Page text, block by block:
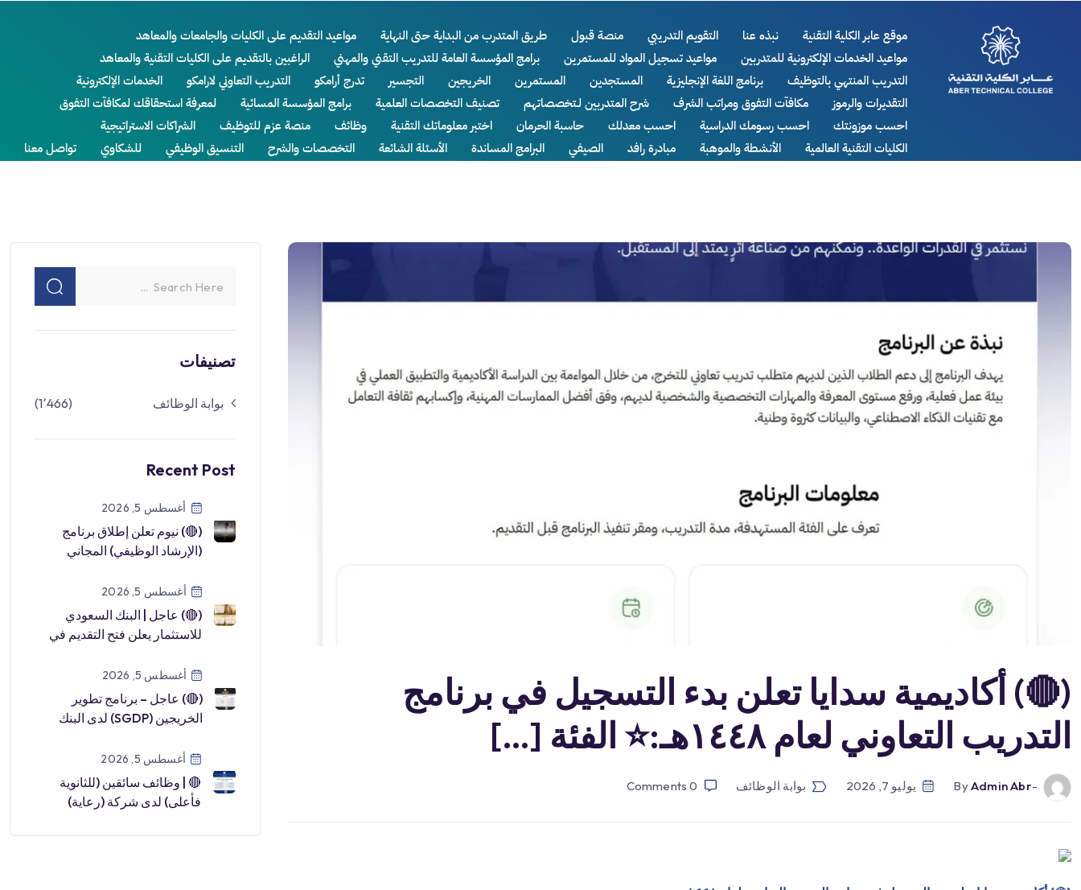
موقع عابر الكلية التقنية نبذه عنا التقويم التدريبي منصة قبول طريق المتدرب من البداية حتى النهاية
مواعيد التقديم على الكليات والجامعات والمعاهد
مواعيد الخدمات الإلكترونية للمتدربين
مواعيد تسجيل المواد للمستمرين برامج المؤسسة العامة للتدريب التقني والمهني
الراغبين بالتقديم على الكليات التقنية والمعاهد
التدريب المنتهي بالتوظيف
برنامج اللغة الإنجليزية المستجدين المستمرين الخريجين التجسير تدرج أرامكو التدريب التعاوني لارامكو
الخدمات الإلكترونية
التقديرات والرموز
مكافآت التفوق ومراتب الشرف شرح المتدربين لـتخصصاتهم تصنيف التخصصات العلمية برامج المؤسسة المسائية
لمعرفة استحقاقك لمكافآت التفوق
احسب موزونتك
احسب رسومك الدراسية احسب معدلك حاسبة الحرمان اختبر معلوماتك التقنية وظائف منصة عزم للتوظيف
الشراكات الاستراتيجية
الكليات التقنية العالمية
الأنشطة والموهبة مبادرة رافد الصيفي البرامج المساندة الأسئلة الشائعة التخصصات والشرح التنسيق الوظيفي للشكاوي تواصل معنا
(🔴) أكاديمية سدايا تعلن بدء التسجيل في برنامج
التدريب التعاوني لعام ١٤٤٨هـ:⭐️ الفئة […]
-by
Admin Abr يوليو 7, 2026 بوابة الوظائف 0
Comments
تصنيفات
بوابة الوظائف (1٬466)
Recent Post
أغسطس 5, 2026
(🔴) نيوم تعلن إطلاق برنامج
(الإرشاد الوظيفي) المجاني
عمل:▪ […]
أغسطس 5, 2026
(🔴) عاجل | البنك السعودي
للاستثمار يعلن فتح التقديم في
2026م): […]أغسطس 5, 2026
(🔴) عاجل – برنامج تطوير
الخريجين (SGDP) لدى البنك
نساء) لعا […]
أغسطس 5, 2026
🔴 | وظائف سائقين (للثانوية
فأعلى) لدى شركة (رعاية)